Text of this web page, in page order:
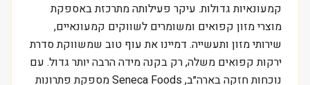
קמעונאיות גדולות. עיקר פעילותה מתרכזת באספקת
מוצרי מזון קפואים ומשומרים לשווקים קמעונאיים,
שירותי מזון ותעשייה. דמיינו את עוף טוב שמשווקת סדרת
ירקות קפואים משלה, רק בקנה מידה הרבה יותר גדול. עם
נוכחות חזקה בארה״ב, Seneca Foods מספקת פתרונות